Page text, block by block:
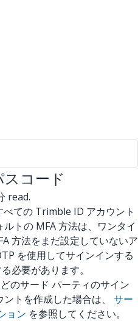
コード
read.
ての Trimble ID アカウント
トの MFA 方法は、ワンタイ
方法をまだ設定していないア
を使用してサインインする
必要があります。
のサード パーティのサイン
トを作成した場合は、 サー
ョン を参照してください。